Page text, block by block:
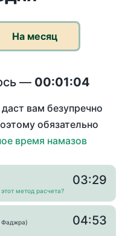
На месяц
— 00:01:04
вам безупречно
обязательно
время намазов
метод расчета?
03:29
Фаджра)
04:53